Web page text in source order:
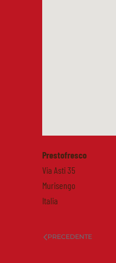
Prestofresco
Via Asti 35
Murisengo
Italia
PRECEDENTE